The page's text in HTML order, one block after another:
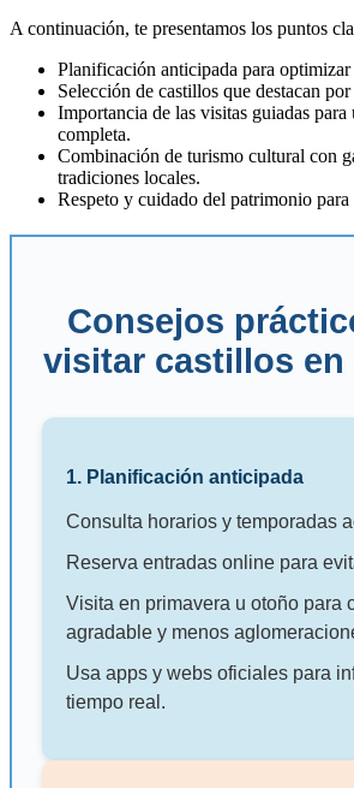
A continuación, te presentamos los puntos
Planificación anticipada para
Selección de castillos que destacan
Importancia de las visitas guiadas para
completa.
Combinación de turismo cultural con
tradiciones locales.
Respeto y cuidado del patrimonio para
Consejos
visitar castillos en
1. Planificación anticipada
Consulta horarios y temporadas
Reserva entradas online para
Visita en primavera u otoño para
agradable y menos
Usa apps y webs oficiales para
tiempo real.